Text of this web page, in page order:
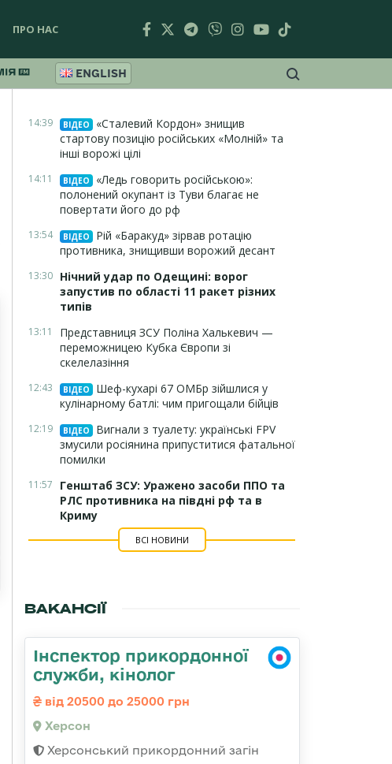
ПРО НАС
ENGLISH
14:39 ВІДЕО
«Сталевий Кордон» знищив
стартову позицію російських «Молній» та
інші ворожі цілі
14:11 ВІДЕО
«Ледь говорить російською»:
полонений окупант із Туви благає не
повертати його до рф
13:54 ВІДЕО
Рій «Баракуд» зірвав ротацію
противника, знищивши ворожий десант
13:30 Нічний удар по Одещині: ворог
запустив по області 11 ракет різних
типів
13:11
Представниця ЗСУ Поліна Халькевич —
переможницею Кубка Європи зі
скелелазіння
12:43 ВІДЕО
Шеф-кухарі 67 ОМБр зійшлися у
кулінарному батлі: чим пригощали бійців
12:19 ВІДЕО
Вигнали з туалету: українські FPV
змусили росіянина припуститися фатальної
помилки
11:57
Генштаб ЗСУ: Уражено засоби ППО та
РЛС противника на півдні рф та в
Криму
ВСІ НОВИНИ
ВАКАНСІЇ
Інспектор прикордонної
служби, кінолог
від 20500 до 25000 грн
Херсон
Херсонський прикордонний загін